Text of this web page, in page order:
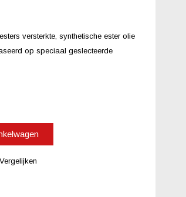
versterkte, synthetische ester olie
op speciaal geslecteerde